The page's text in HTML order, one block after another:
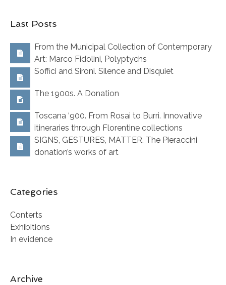
Last Posts
From the Municipal Collection of Contemporary
Art: Marco Fidolini, Polyptychs
Soffici and Sironi. Silence and Disquiet
The 1900s. A Donation
Toscana ‘900. From Rosai to Burri. Innovative
itineraries through Florentine collections
SIGNS, GESTURES, MATTER. The Pieraccini
donation’s works of art
Categories
Conterts
Exhibitions
In evidence
Archive